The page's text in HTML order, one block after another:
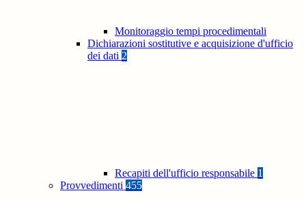
Monitoraggio tempi procedimentali
Dichiarazioni sostitutive e acquisizione d'ufficio
dei dati 2
Recapiti dell'ufficio responsabile 1
Provvedimenti 455